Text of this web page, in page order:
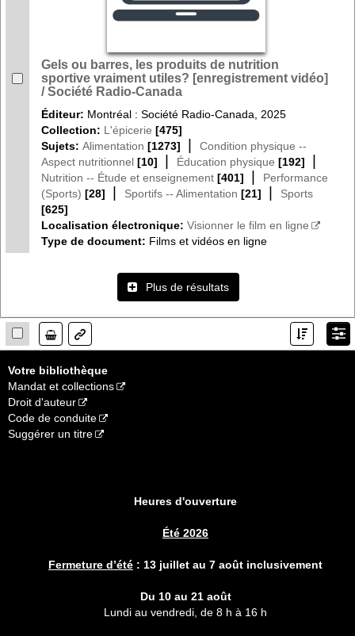
Gels ou barres, les produits de nutrition
sportive vraiment utiles? [enregistrement vidéo]
/ Société Radio-Canada
Éditeur: Montréal : Société Radio-Canada, 2025
Collection: L'épicerie [475]
Sujets: Alimentation [1273] |
Condition physique --
Aspect nutritionnel [10] | Éducation physique [192] |
Nutrition -- Étude et enseignement [401] |
Performance
(Sports) [28] | Sportifs -- Alimentation [21] |
Sports
[625]
Localisation électronique: Visionner le film en ligne
Type de document: Films et vidéos en ligne
Plus de résultats
Lien
Votre bibliothèque
Mandat et collections
Droit d'auteur
Code de conduite
Suggérer un titre
Heures d'ouverture
Été 2026
Fermeture d’été : 13 juillet au 7 août inclusivement
Du 10 au 21 août
Lundi au vendredi, de 8 h à 16 h